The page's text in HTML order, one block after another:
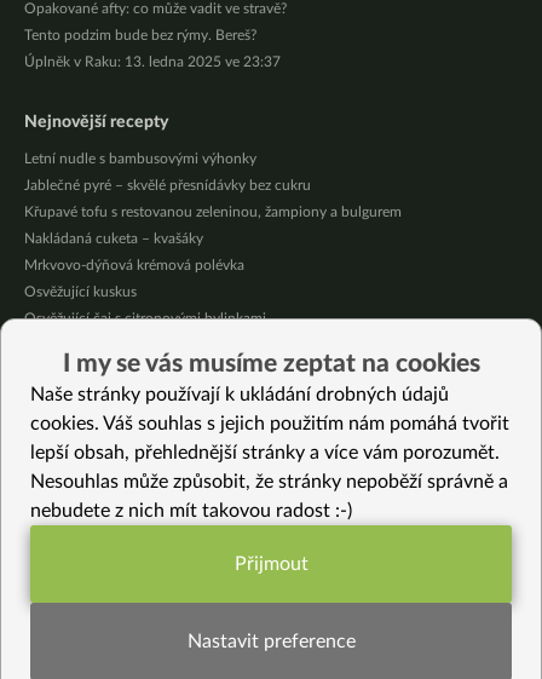
Opakované afty: co může vadit ve stravě?
Tento podzim bude bez rýmy. Bereš?
Úplněk v Raku: 13. ledna 2025 ve 23:37
Nejnovější recepty
Letní nudle s bambusovými výhonky
Jablečné pyré – skvělé přesnídávky bez cukru
Křupavé tofu s restovanou zeleninou, žampiony a bulgurem
Nakládaná cuketa – kvašáky
Mrkvovo-dýňová krémová polévka
Osvěžující kuskus
Osvěžující čaj s citronovými bylinkami
Čokoládové muffiny s mangovým krémem
Meruňky a jablka v citrónovém želé
Vybrané recepty
Hrachová kaše s česnekem a majoránkou
Česneková rýže s mangoldem
Jak udělat domácí kvašenou zeleninu se solí (pickles ze zelí a mrkve)
I my se vás musíme zeptat na cookies
Naše stránky používají k ukládání drobných údajů
cookies. Váš souhlas s jejich použitím nám pomáhá tvořit
lepší obsah, přehlednější stránky a více vám porozumět.
Nesouhlas může způsobit, že stránky nepoběží správně a
nebudete z nich mít takovou radost :-)
Funkční nastavení potřebujeme (vždy
Přijmout
Nastavit preference